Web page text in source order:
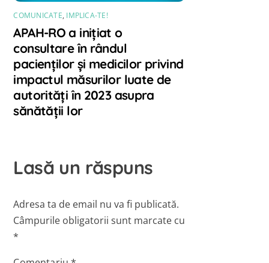
COMUNICATE, IMPLICA-TE!
APAH-RO a inițiat o
consultare în rândul
pacienților și medicilor privind
impactul măsurilor luate de
autorități în 2023 asupra
sănătății lor
Lasă un răspuns
Adresa ta de email nu va fi publicată.
Câmpurile obligatorii sunt marcate cu
*